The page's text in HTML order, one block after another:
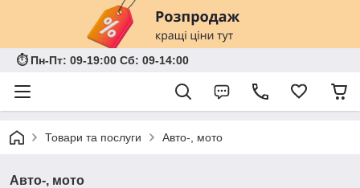
⏱ Пн-Пт: 09-19:00 Сб: 09-14:00
Товари та послуги Авто-, мото
Авто-, мото